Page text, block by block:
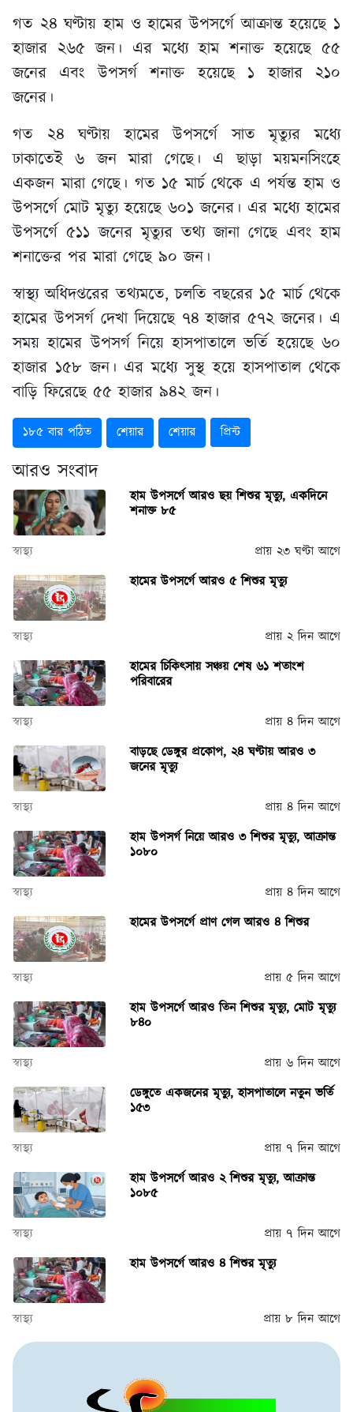
গত ২৪ ঘণ্টায় হাম ও হামের উপসর্গে আক্রান্ত হয়েছে ১
হাজার ২৬৫ জন। এর মধ্যে হাম শনাক্ত হয়েছে ৫৫
জনের এবং উপসর্গ শনাক্ত হয়েছে ১ হাজার ২১০
জনের।
গত ২৪ ঘণ্টায় হামের উপসর্গে সাত মৃত্যুর মধ্যে
ঢাকাতেই ৬ জন মারা গেছে। এ ছাড়া ময়মনসিংহে
একজন মারা গেছে। গত ১৫ মার্চ থেকে এ পর্যন্ত হাম ও
উপসর্গে মোট মৃত্যু হয়েছে ৬০১ জনের। এর মধ্যে হামের
উপসর্গে ৫১১ জনের মৃত্যুর তথ্য জানা গেছে এবং হাম
শনাক্তের পর মারা গেছে ৯০ জন।
স্বাস্থ্য অধিদপ্তরের তথ্যমতে, চলতি বছরের ১৫ মার্চ থেকে
হামের উপসর্গ দেখা দিয়েছে ৭৪ হাজার ৫৭২ জনের। এ
সময় হামের উপসর্গ নিয়ে হাসপাতালে ভর্তি হয়েছে ৬০
হাজার ১৫৮ জন। এর মধ্যে সুস্থ হয়ে হাসপাতাল থেকে
বাড়ি ফিরেছে ৫৫ হাজার ৯৪২ জন।
১৮৫ বার পঠিত শেয়ার শেয়ার প্রিন্ট
আরও সংবাদ
হাম উপসর্গে আরও ছয় শিশুর মৃত্যু, একদিনে
শনাক্ত ৮৫
স্বাস্থ্য
প্রায় ২৩ ঘণ্টা আগে
হামের উপসর্গে আরও ৫ শিশুর মৃত্যু
স্বাস্থ্য
প্রায় ২ দিন আগে
হামের চিকিৎসায় সঞ্চয় শেষ ৬১ শতাংশ
পরিবারের
স্বাস্থ্য
প্রায় ৪ দিন আগে
বাড়ছে ডেঙ্গুর প্রকোপ, ২৪ ঘণ্টায় আরও ৩
জনের মৃত্যু
স্বাস্থ্য
প্রায় ৪ দিন আগে
হাম উপসর্গ নিয়ে আরও ৩ শিশুর মৃত্যু, আক্রান্ত
১০৮০
স্বাস্থ্য
প্রায় ৪ দিন আগে
হামের উপসর্গে প্রাণ গেল আরও ৪ শিশুর
স্বাস্থ্য
প্রায় ৫ দিন আগে
হাম উপসর্গে আরও তিন শিশুর মৃত্যু, মোট মৃত্যু
৮৪০
স্বাস্থ্য
প্রায় ৬ দিন আগে
ডেঙ্গুতে একজনের মৃত্যু, হাসপাতালে নতুন ভর্তি
১৫৩
স্বাস্থ্য
প্রায় ৭ দিন আগে
হাম উপসর্গে আরও ২ শিশুর মৃত্যু, আক্রান্ত
১০৮৫
স্বাস্থ্য
প্রায় ৭ দিন আগে
হাম উপসর্গে আরও ৪ শিশুর মৃত্যু
স্বাস্থ্য প্রায় ৮ দিন আগে